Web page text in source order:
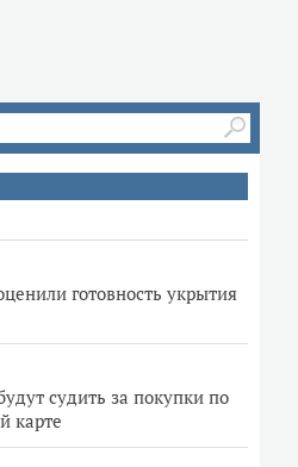
готовность укрытия
судить за покупки по
карте